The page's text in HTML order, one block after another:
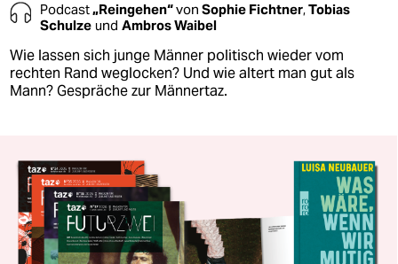
Podcast„Reingehen“von Sophie Fichtner,Tobias
Schulze und Ambros Waibel
Wie lassen sich junge Männer politisch wieder vom
rechten Rand weglocken? Und wie altert man gut als
Mann? Gespräche zur Männertaz.